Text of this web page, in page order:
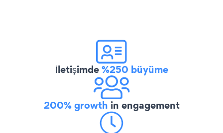
İletişimde%250 büyüme
200% growth in engagement